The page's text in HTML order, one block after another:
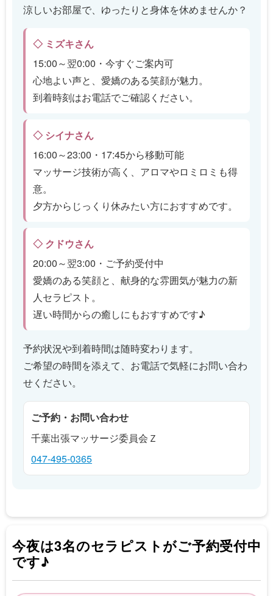
涼しいお部屋で、ゆったりと身体を休めませんか？
◇ ミズキさん
15:00～翌0:00・今すぐご案内可
心地よい声と、愛嬌のある笑顔が魅力。
到着時刻はお電話でご確認ください。
◇ シイナさん
16:00～23:00・17:45から移動可能
マッサージ技術が高く、アロマやロミロミも得
意。
夕方からじっくり休みたい方におすすめです。
◇ クドウさん
20:00～翌3:00・ご予約受付中
愛嬌のある笑顔と、献身的な雰囲気が魅力の新
人セラピスト。
遅い時間からの癒しにもおすすめです♪
予約状況や到着時間は随時変わります。
ご希望の時間を添えて、お電話で気軽にお問い合わ
せください。
ご予約・お問い合わせ
千葉出張マッサージ委員会Ｚ
047-495-0365
今夜は3名のセラピストがご予約受付中
です♪